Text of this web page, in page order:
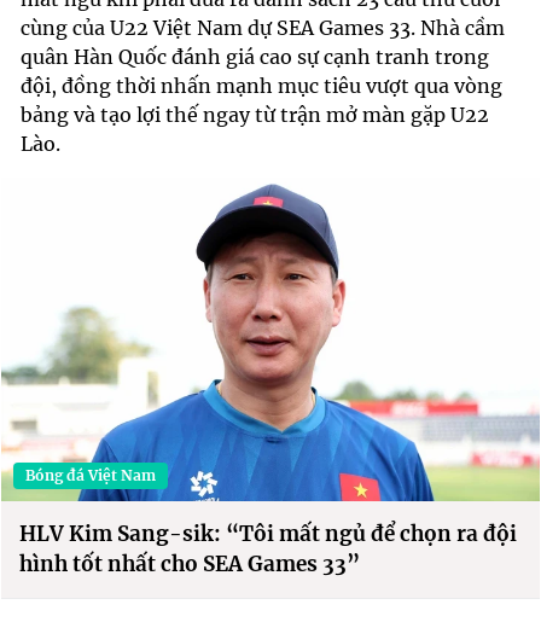
cùng của U22 Việt Nam dự SEA Games 33. Nhà cầm
quân Hàn Quốc đánh giá cao sự cạnh tranh trong
đội, đồng thời nhấn mạnh mục tiêu vượt qua vòng
bảng và tạo lợi thế ngay từ trận mở màn gặp U22
Lào.
Bóng đá Việt Nam
HLV Kim Sang-sik: “Tôi mất ngủ để chọn ra đội
hình tốt nhất cho SEA Games 33”